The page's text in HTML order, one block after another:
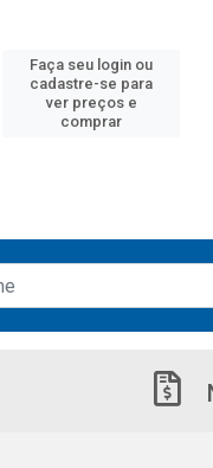
Faça seu login ou
cadastre-se para
ver preços e
comprar